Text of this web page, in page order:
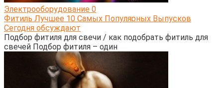
Электрооборудование 0
Фитиль Лучшее 10 Самых Популярных Выпусков
Сегодня обсуждают
Подбор фитиля для свечи / как подобрать фитиль для
свечей Подбор фитиля – один